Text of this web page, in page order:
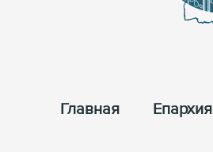
Главная Епархия